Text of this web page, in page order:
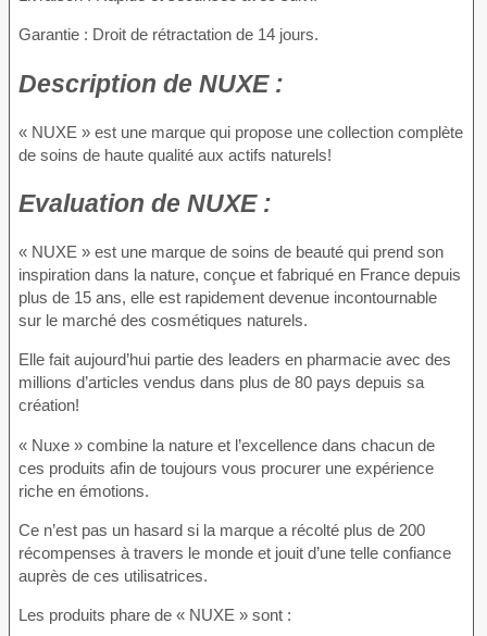
Garantie : Droit de rétractation de 14 jours.
Description de NUXE :
« NUXE » est une marque qui propose une collection complète
de soins de haute qualité aux actifs naturels!
Evaluation de NUXE :
« NUXE » est une marque de soins de beauté qui prend son
inspiration dans la nature, conçue et fabriqué en France depuis
plus de 15 ans, elle est rapidement devenue incontournable
sur le marché des cosmétiques naturels.
Elle fait aujourd’hui partie des leaders en pharmacie avec des
millions d’articles vendus dans plus de 80 pays depuis sa
création!
« Nuxe » combine la nature et l’excellence dans chacun de
ces produits afin de toujours vous procurer une expérience
riche en émotions.
Ce n’est pas un hasard si la marque a récolté plus de 200
récompenses à travers le monde et jouit d’une telle confiance
auprès de ces utilisatrices.
Les produits phare de « NUXE » sont :